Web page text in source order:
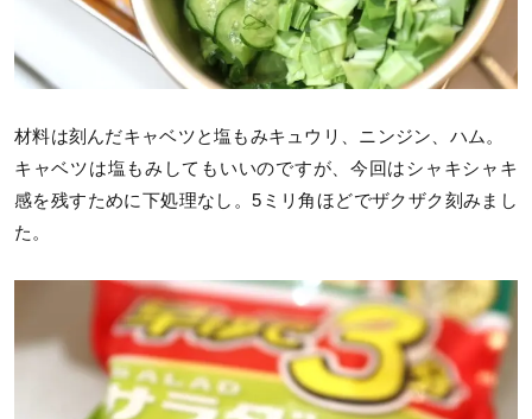
材料は刻んだキャベツと塩もみキュウリ、ニンジン、ハム。
キャベツは塩もみしてもいいのですが、今回はシャキシャキ
感を残すために下処理なし。5ミリ角ほどでザクザク刻みまし
た。